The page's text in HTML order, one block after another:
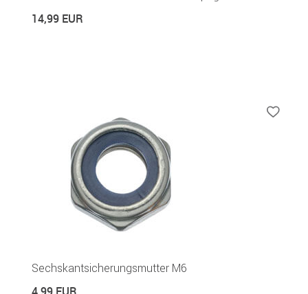
14,99 EUR
Sechskantsicherungsmutter M6